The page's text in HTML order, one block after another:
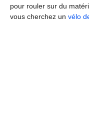
pour rouler sur du
vous cherchez un vélo